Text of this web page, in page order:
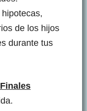
de los hijos
durante tus